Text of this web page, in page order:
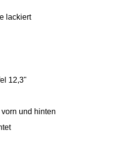
lackiert
12,3"
und hinten